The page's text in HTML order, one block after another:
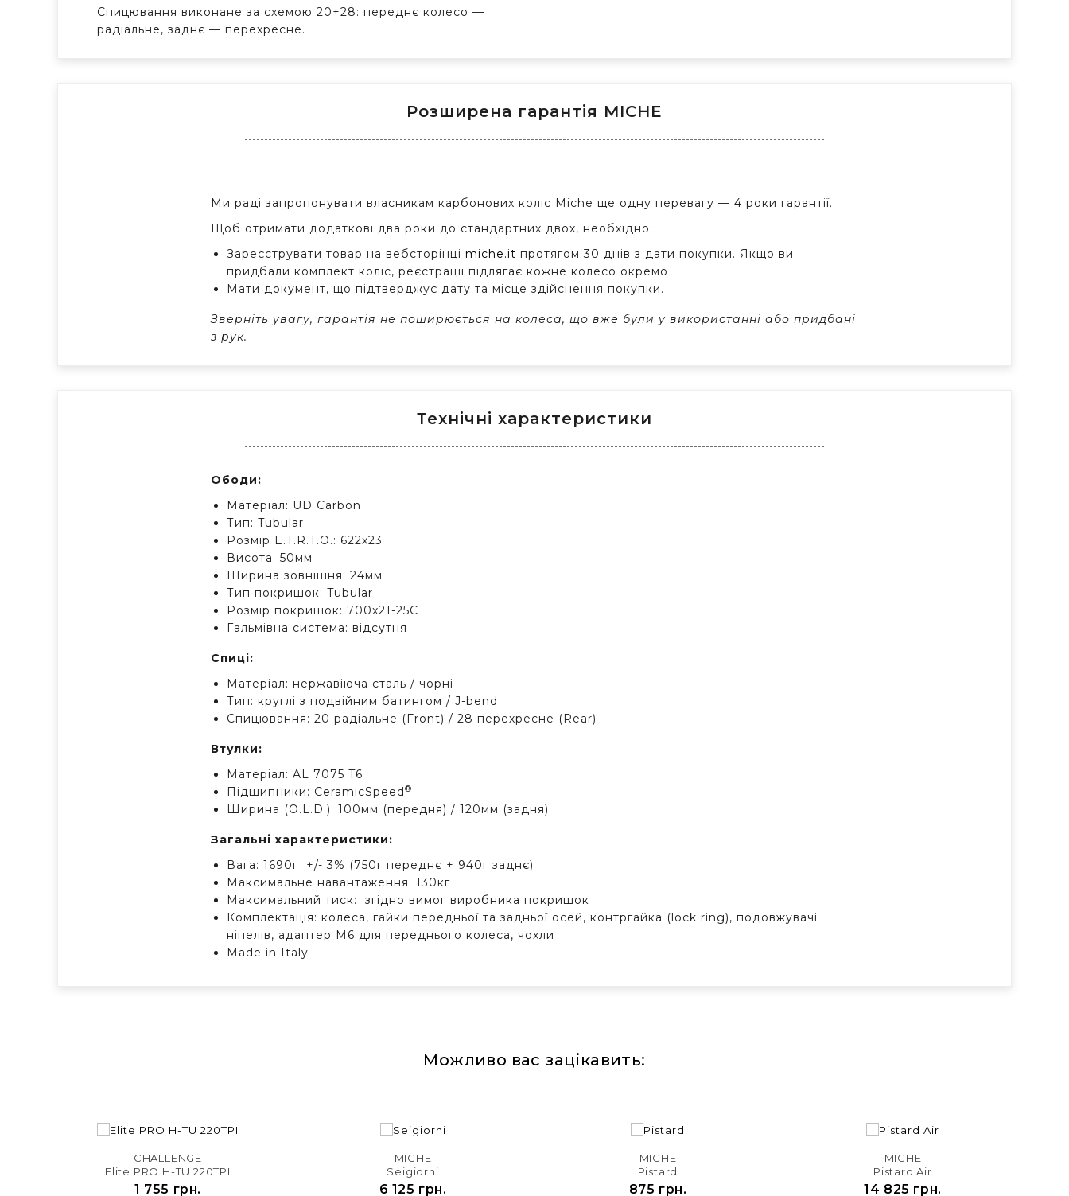
Спицювання виконане за схемою 20+28: переднє колесо —
радіальне, заднє — перехресне.
Розширена гарантія MICHE
Ми раді запропонувати власникам карбонових коліс Miche ще одну перевагу — 4 роки гарантії.
Щоб отримати додаткові два роки до стандартних двох, необхідно:
Зареєструвати товар на вебсторінці miche.it протягом 30 днів з дати покупки. Якщо ви
придбали комплект коліс, реєстрації підлягає кожне колесо окремо
Мати документ, що підтверджує дату та місце здійснення покупки.
Зверніть увагу, гарантія не поширюється на колеса, що вже були у використанні або придбані
з рук.
Технічні характеристики
Ободи:
Матеріал: UD Carbon
Тип: Tubular
Розмір E.T.R.T.O.: 622x23
Висота: 50мм
Ширина зовнішня: 24мм
Тип покришок: Tubular
Розмір покришок: 700x21-25C
Гальмівна система: відсутня
Спиці:
Матеріал: нержавіюча сталь / чорні
Тип: круглі з подвійним батингом / J-bend
Спицювання: 20 радіальне (Front) / 28 перехресне (Rear)
Втулки:
Матеріал: AL 7075 T6
Підшипники: CeramicSpeed®
Ширина (O.L.D.): 100мм (передня) / 120мм (задня)
Загальні характеристики:
Вага: 1690г +/- 3% (750г переднє + 940г заднє)
Максимальне навантаження: 130кг
Максимальний тиск: згідно вимог виробника покришок
Комплектація: колеса, гайки передньої та задньої осей, контргайка (lock ring), подовжувачі
ніпелів, адаптер М6 для переднього колеса, чохли
Made in Italy
Можливо вас зацікавить:
CHALLENGE
Elite PRO H-TU 220TPI
1 755 грн.
MICHE
Seigiorni
6 125 грн.
MICHE
Pistard
875 грн.
MICHE
Pistard Air
14 825 грн.